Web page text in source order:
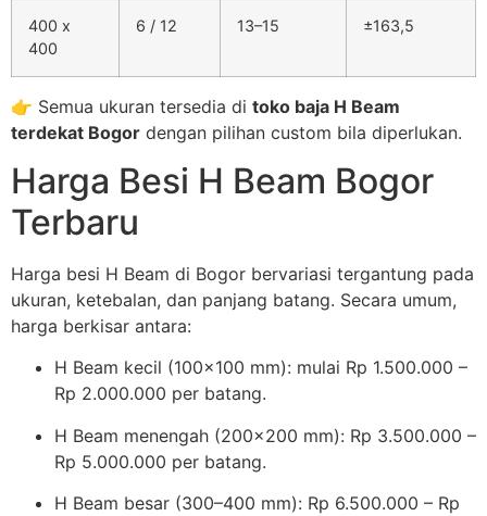
400 x
400
6 / 12 13–15 ±163,5
👉 Semua ukuran tersedia di toko baja H Beam
terdekat Bogor dengan pilihan custom bila diperlukan.
Harga Besi H Beam Bogor
Terbaru
Harga besi H Beam di Bogor bervariasi tergantung pada
ukuran, ketebalan, dan panjang batang. Secara umum,
harga berkisar antara:
H Beam kecil (100×100 mm): mulai Rp 1.500.000 –
Rp 2.000.000 per batang.
H Beam menengah (200×200 mm): Rp 3.500.000 –
Rp 5.000.000 per batang.
H Beam besar (300–400 mm): Rp 6.500.000 – Rp